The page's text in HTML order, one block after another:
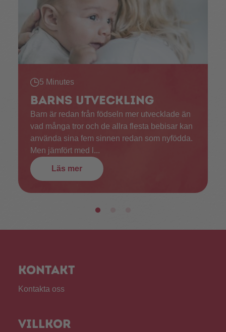
5 Minutes
Barns utveckling
Barn är redan från födseln mer utvecklade än
vad många tror och de allra flesta bebisar kan
använda sina fem sinnen redan som nyfödda.
Men jämfört med l...
Läs mer
Kontakt
Kontakta oss
Villkor